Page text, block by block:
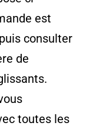
est
consulter
de
toutes les